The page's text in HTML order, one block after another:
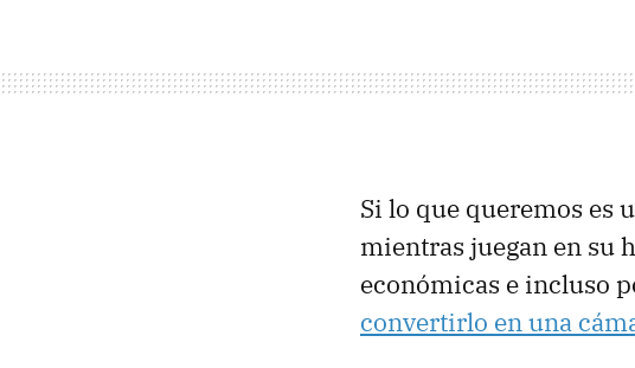
Si lo que queremos es
mientras juegan en su
económicas e incluso
convertirlo en una